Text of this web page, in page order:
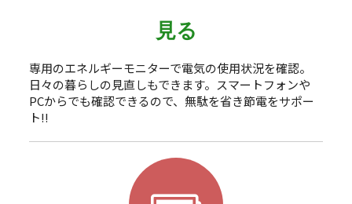
見る
専用のエネルギーモニターで電気の使用状況を確認。
日々の暮らしの見直しもできます。スマートフォンや
PCからでも確認できるので、無駄を省き節電をサポー
ト!!